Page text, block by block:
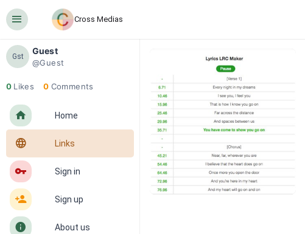
󰍜 Cross Medias
Gst
Guest
@Guest
0 Likes 0 Comments
󰋜 Home
󰖟 Links
󰌆 Sign in
󰀔 Sign up
󰋼 About us